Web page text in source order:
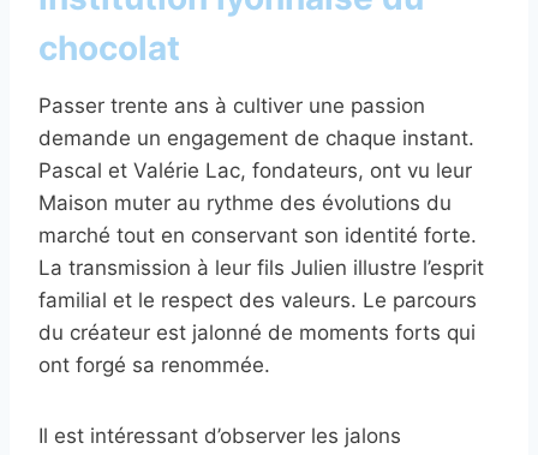
chocolat
Passer trente ans à cultiver une passion
demande un engagement de chaque instant.
Pascal et Valérie Lac, fondateurs, ont vu leur
Maison muter au rythme des évolutions du
marché tout en conservant son identité forte.
La transmission à leur fils Julien illustre l’esprit
familial et le respect des valeurs. Le parcours
du créateur est jalonné de moments forts qui
ont forgé sa renommée.
Il est intéressant d’observer les jalons